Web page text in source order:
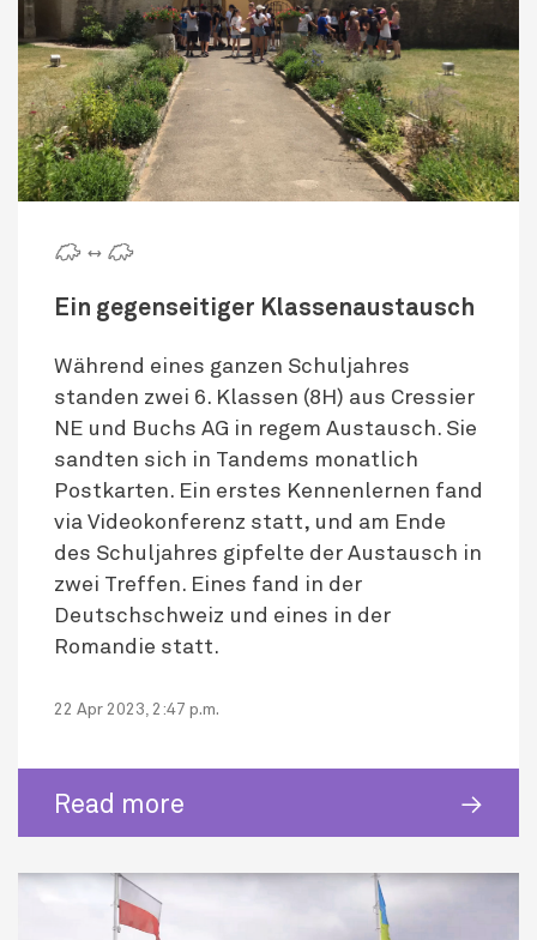
🇨 ↔ 🇨
Ein gegenseitiger Klassenaustausch
Während eines ganzen Schuljahres
standen zwei 6. Klassen (8H) aus Cressier
NE und Buchs AG in regem Austausch. Sie
sandten sich in Tandems monatlich
Postkarten. Ein erstes Kennenlernen fand
via Videokonferenz statt, und am Ende
des Schuljahres gipfelte der Austausch in
zwei Treffen. Eines fand in der
Deutschschweiz und eines in der
Romandie statt.
22 Apr 2023, 2:47 p.m.
Read more